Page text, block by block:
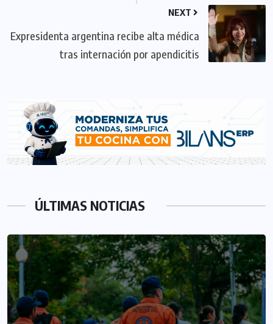
NEXT
Expresidenta argentina recibe alta médica
tras internación por apendicitis
ÚLTIMAS NOTICIAS